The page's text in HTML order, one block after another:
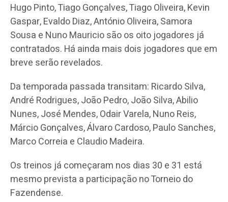
Hugo Pinto, Tiago Gonçalves, Tiago Oliveira, Kevin
Gaspar, Evaldo Diaz, António Oliveira, Samora
Sousa e Nuno Mauricio são os oito jogadores já
contratados. Há ainda mais dois jogadores que em
breve serão revelados.
Da temporada passada transitam: Ricardo Silva,
André Rodrigues, João Pedro, João Silva, Abilio
Nunes, José Mendes, Odair Varela, Nuno Reis,
Márcio Gonçalves, Álvaro Cardoso, Paulo Sanches,
Marco Correia e Claudio Madeira.
Os treinos já começaram nos dias 30 e 31 está
mesmo prevista a participação no Torneio do
Fazendense.